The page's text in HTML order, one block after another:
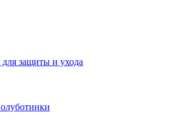
для защиты и ухода